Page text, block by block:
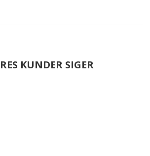
KUNDER SIGER